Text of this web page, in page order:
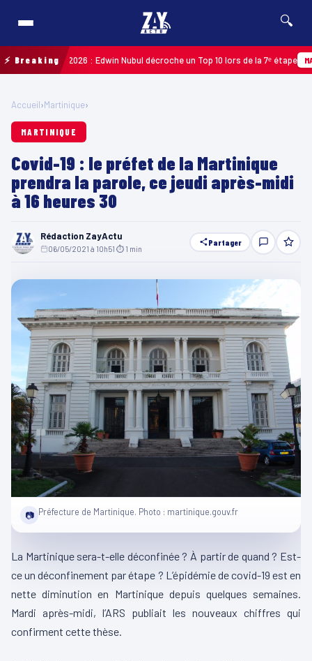
🔍
⚡ Breaking2026 : Edwin Nubul décroche un Top 10 lors de la 7ᵉ étape
Accueil›Martinique›
MARTINIQUE
Covid-19 : le préfet de la Martinique
prendra la parole, ce jeudi après-midi
à 16 heures 30
Rédaction ZayActu
06/05/2021 à 10h51 ⏱ 1 min
Partager
📷 Préfecture de Martinique. Photo : martinique.gouv.fr
La Martinique sera-t-elle déconfinée ? À partir de quand ? Est-
ce un déconfinement par étape ? L’épidémie de covid-19 est en
nette diminution en Martinique depuis quelques semaines.
Mardi après-midi, l’ARS publiait les nouveaux chiffres qui
confirment cette thèse.